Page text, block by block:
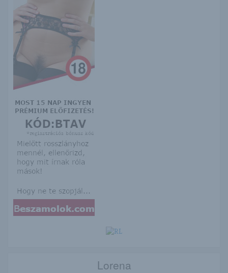
Lorena